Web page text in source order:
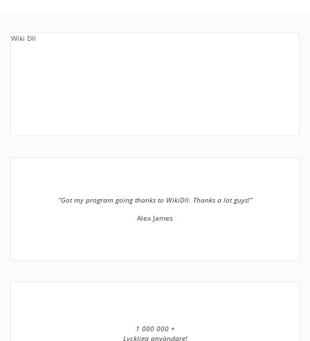
Wiki Dll
”Got my program going thanks to WikiDll. Thanks a lot guys!”
Alex James
1 000 000 +
Lyckliga användare!